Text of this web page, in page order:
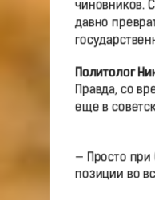
чиновников.
давно
Политолог
Правда, со
еще в
— Просто при
позиции во